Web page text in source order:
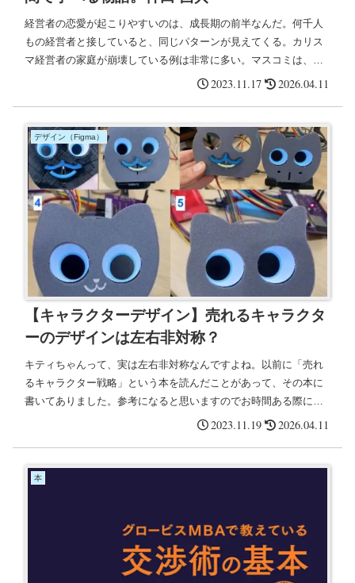
経営者の恋愛が起こりやすいのは、成長期の前半なんだ。何千人
もの経営者と接していると、同じパターンが見えてくる。カリス
マ経営者の家庭が崩壊している例は非常に多い。マスコミは、カ
リスマ経営者の光の部分だけを報道する。知識がなければ、我々
2023.11.17 2026.04.11
デザイン（Figma）
【キャラクターデザイン】売れるキャラクタ
ーのデザインは左右非対称？
キティちゃんって、実は左右非対称なんですよね。以前に「売れ
るキャラクター戦略」という本を読んだことがあって、その本に
書いてありました。参考になると思いますのでお時間ある際に読
んでみてくださいというアドバイスを受けて、下重心で左右非対
2023.11.19 2026.04.11
本